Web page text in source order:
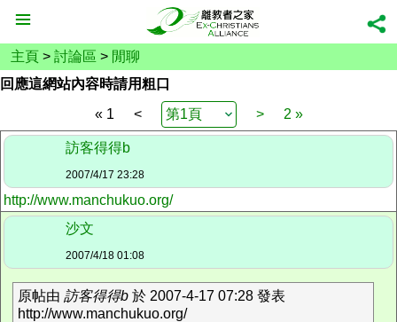
主頁 > 討論區 > 閒聊
回應這網站內容時請用粗口
« 1
< > 2 »
訪客得得b
2007/4/17 23:28
http://www.manchukuo.org/
沙文
2007/4/18 01:08
原帖由 訪客得得b 於 2007-4-17 07:28 發表
http://www.manchukuo.org/